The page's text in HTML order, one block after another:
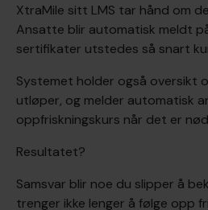
XtraMile sitt LMS tar hånd om
Ansatte blir automatisk meldt
sertifikater utstedes så snart
Systemet holder også oversikt
utløper, og melder automatisk
oppfriskningskurs når det er
Resultatet?
Samsvar blir noe du slipper å
trenger ikke lenger å følge opp